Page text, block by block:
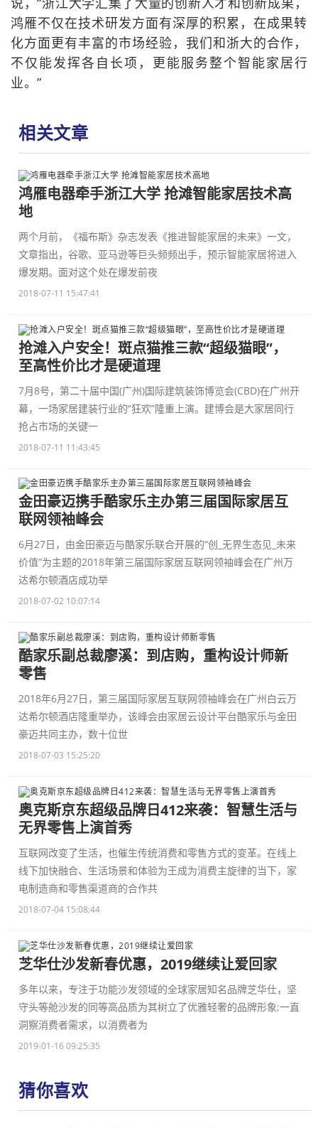
鸿雁不仅在技术研发方面有深厚的积累，在成果转
化方面更有丰富的市场经验，我们和浙大的合作，
不仅能发挥各自长项，更能服务整个智能家居行
业。”
相关文章
鸿雁电器牵手浙江大学 抢滩智能家居技术高
地
两个月前，《福布斯》杂志发表《推进智能家居的未来》一文，
文章指出，谷歌、亚马逊等巨头频频出手，预示智能家居将进入
爆发期。面对这个处在爆发前夜
2018-07-11 15:47:41
抢滩入户安全！斑点猫推三款“超级猫眼”，
至高性价比才是硬道理
7月8号，第二十届中国(广州)国际建筑装饰博览会(CBD)在广州开
幕，一场家居建装行业的“狂欢”隆重上演。建博会是大家居同行
抢占市场的关键一
2018-07-11 11:43:45
金田豪迈携手酷家乐主办第三届国际家居互
联网领袖峰会
6月27日，由金田豪迈与酷家乐联合开展的“创_无界生态见_未来
价值”为主题的2018年第三届国际家居互联网领袖峰会在广州万
达希尔顿酒店成功举
2018-07-02 10:07:14
酷家乐副总裁廖溪：到店购，重构设计师新
零售
2018年6月27日，第三届国际家居互联网领袖峰会在广州白云万
达希尔顿酒店隆重举办，该峰会由家居云设计平台酷家乐与金田
豪迈共同主办，数十位世
2018-07-03 15:25:20
奥克斯京东超级品牌日412来袭：智慧生活与
无界零售上演首秀
互联网改变了生活，也催生传统消费和零售方式的变革。在线上
线下加快融合、生活场景和体验为王成为消费主旋律的当下，家
电制造商和零售渠道商的合作共
2018-07-04 15:08:44
芝华仕沙发新春优惠，2019继续让爱回家
多年以来，专注于功能沙发领域的全球家居知名品牌芝华仕，坚
守头等舱沙发的同等高品质为其树立了优雅轻奢的品牌形象;一直
洞察消费者需求，以消费者为
2019-01-16 09:25:35
猜你喜欢